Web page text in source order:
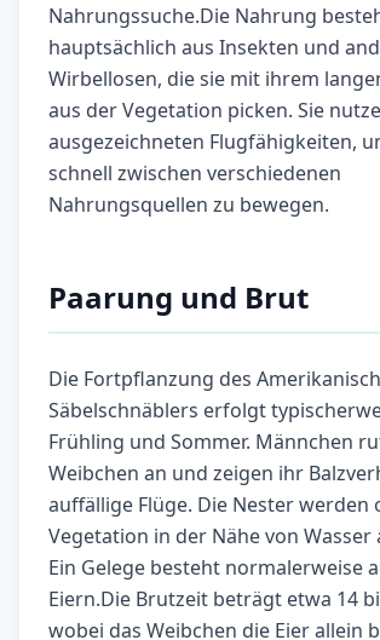
Nahrungssuche.Die Nahrung
hauptsächlich aus Insekten und
Wirbellosen, die sie mit ihrem
aus der Vegetation picken. Sie
ausgezeichneten Flugfähigkeiten,
schnell zwischen verschiedenen
Nahrungsquellen zu bewegen.
Paarung und Brut
Die Fortpflanzung des
Säbelschnäblers erfolgt
Frühling und Sommer. Männchen
Weibchen an und zeigen ihr
auffällige Flüge. Die Nester
Vegetation in der Nähe von Wasser
Ein Gelege besteht normalerweise
Eiern.Die Brutzeit beträgt etwa 14
wobei das Weibchen die Eier allein